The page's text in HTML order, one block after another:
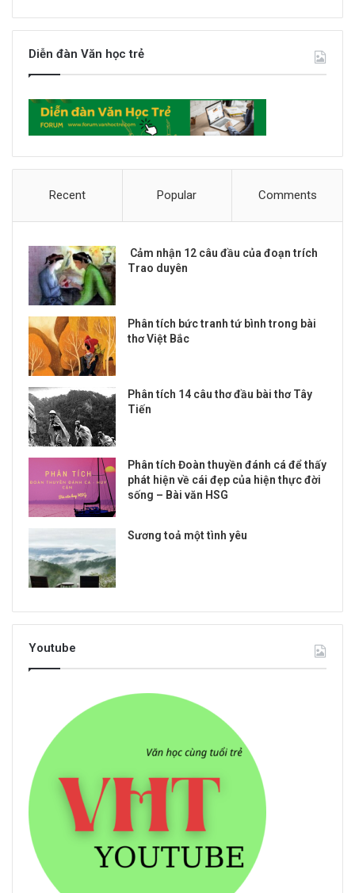
Diễn đàn Văn học trẻ
Recent Popular Comments
Cảm nhận 12 câu đầu của đoạn trích
Trao duyên
Phân tích bức tranh tứ bình trong bài
thơ Việt Bắc
Phân tích 14 câu thơ đầu bài thơ Tây
Tiến
Phân tích Đoàn thuyền đánh cá để thấy
phát hiện về cái đẹp của hiện thực đời
sống – Bài văn HSG
Sương toả một tình yêu
Youtube